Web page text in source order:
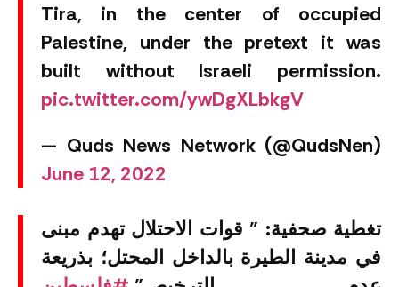
Tira, in the center of occupied
Palestine, under the pretext it was
built without Israeli permission.
pic.twitter.com/ywDgXLbkgV
— Quds News Network (@QudsNen)
June 12, 2022
تغطية صحفية: ” قوات الاحتلال تهدم مبنى
في مدينة الطيرة بالداخل المحتل؛ بذريعة